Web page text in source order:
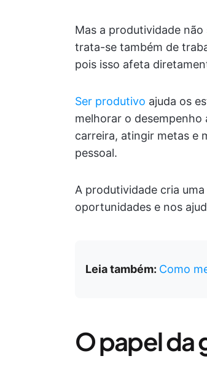
Mas a produtividade
trata-se também de
pois isso afeta
Ser produtivo ajuda os
melhorar o
carreira, atingir metas e
pessoal.
A produtividade cria
oportunidades e nos
Leia também: Como
O papel da